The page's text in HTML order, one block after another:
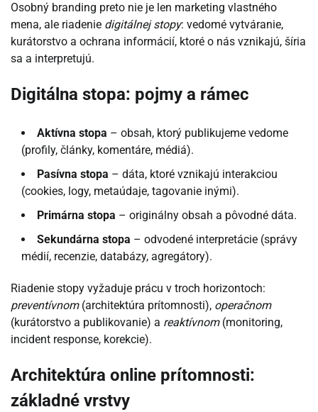
Osobný branding preto nie je len marketing vlastného
mena, ale riadenie digitálnej stopy: vedomé vytváranie,
kurátorstvo a ochrana informácií, ktoré o nás vznikajú, šíria
sa a interpretujú.
Digitálna stopa: pojmy a rámec
Aktívna stopa – obsah, ktorý publikujeme vedome
(profily, články, komentáre, médiá).
Pasívna stopa – dáta, ktoré vznikajú interakciou
(cookies, logy, metaúdaje, tagovanie inými).
Primárna stopa – originálny obsah a pôvodné dáta.
Sekundárna stopa – odvodené interpretácie (správy
médií, recenzie, databázy, agregátory).
Riadenie stopy vyžaduje prácu v troch horizontoch:
preventívnom(architektúra prítomnosti), operačnom
(kurátorstvo a publikovanie) a reaktívnom(monitoring,
incident response, korekcie).
Architektúra online prítomnosti:
základné vrstvy